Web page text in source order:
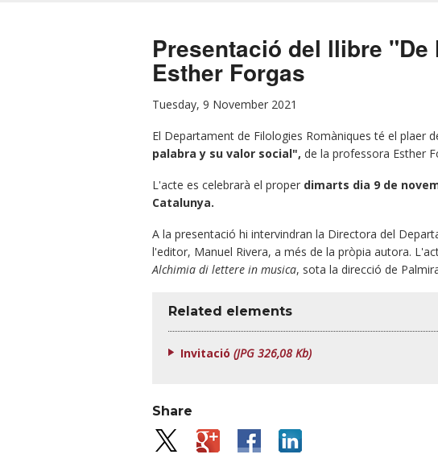
Presentació del llibre
Esther Forgas
Tuesday, 9 November 2021
El Departament de Filologies Romàniques té el plaer
palabra y su valor social", de la professora Esther
L'acte es celebrarà el proper dimarts dia 9 de
Catalunya.
A la presentació hi intervindran la Directora del
l'editor, Manuel Rivera, a més de la pròpia autora.
Alchimia di lettere in musica, sota la direcció de
Related elements
Invitació (JPG 326,08 Kb)
Share